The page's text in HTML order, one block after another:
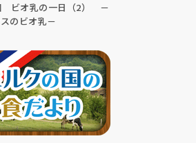
ビオ乳の一日（2） －
のビオ乳－